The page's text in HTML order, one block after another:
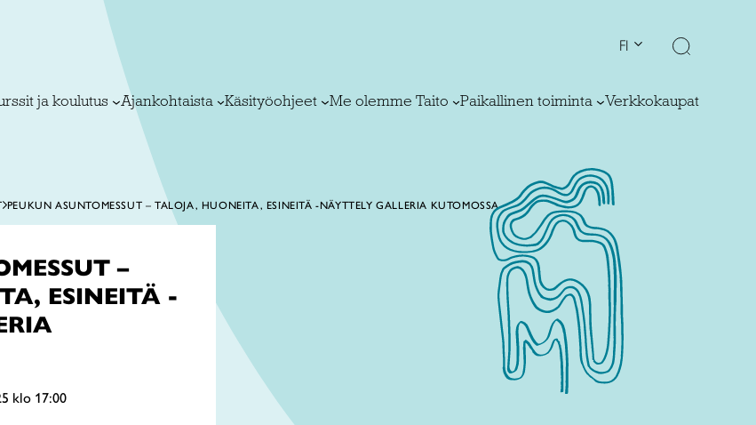
FI
ja koulutus Ajankohtaista Käsityöohjeet Me olemme Taito Paikallinen toiminta Verkkokaupat
PEUKUN ASUNTOMESSUT – TALOJA, HUONEITA, ESINEITÄ -NÄYTTELY GALLERIA KUTOMOSSA
–
ESINEITÄ -
klo 17:00